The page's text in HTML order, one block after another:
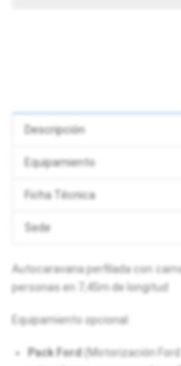
Descripción
Equipamiento
Ficha Técnica
Sede
Autocaravana perfilada con
personas en 7,45m de longitud
Equipamiento opcional:
Pack Ford (Motorización